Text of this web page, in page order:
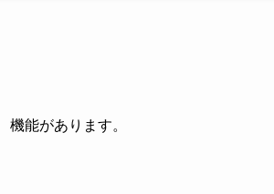
機能があります。